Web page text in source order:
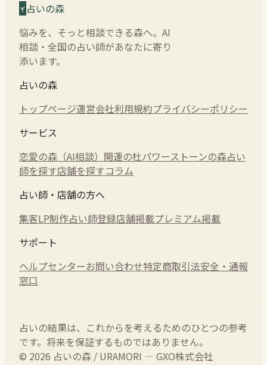
占いの森
悩みを、そっと相談できる森へ。AI
相談・全国の占い師があなたに寄り
添います。
占いの森
トップページ運営会社利用規約プライバシーポリシー
サービス
恋愛の森（AI相談） 開運の杜パワーストーンの森占い
師を探す店舗を探すコラム
占い師・店舗の方へ
集客LP制作占い師登録店舗掲載プレミアム掲載
サポート
ヘルプセンターお問い合わせ特定商取引法安全・通報
窓口
占いの結果は、これからを考えるためのひとつの参考
です。将来を保証するものではありません。
© 2026 占いの森 / URAMORI — GXO株式会社